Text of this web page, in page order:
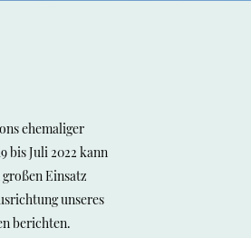
ehemaliger
bis Juli 2022 kann
Einsatz
unseres
berichten.